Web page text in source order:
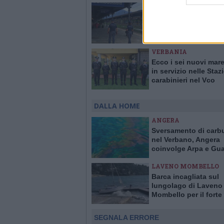
DOMODOSSOLA
giudiziaria
VERBANIA
Ecco i sei nuovi
in servizio nelle
carabinieri nel Vco
DALLA HOME
ANGERA
Sversamento di
nel Verbano, Angera
coinvolge Arpa e
LAVENO MOMBELLO
Barca incagliata sul
lungolago di Laveno
Mombello per il forte
SEGNALA ERRORE